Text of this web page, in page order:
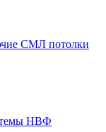
СМЛ потолки
НВФ